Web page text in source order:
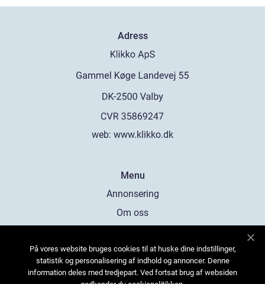
Adress
web: www.klikko.dk
Menu
Annonsering
Om oss
Kontakta oss
Sitemap
På vores website bruges cookies til at huske dine indstillinger,
statistik og personalisering af indhold og annoncer. Denne
information deles med tredjepart. Ved fortsat brug af websiden